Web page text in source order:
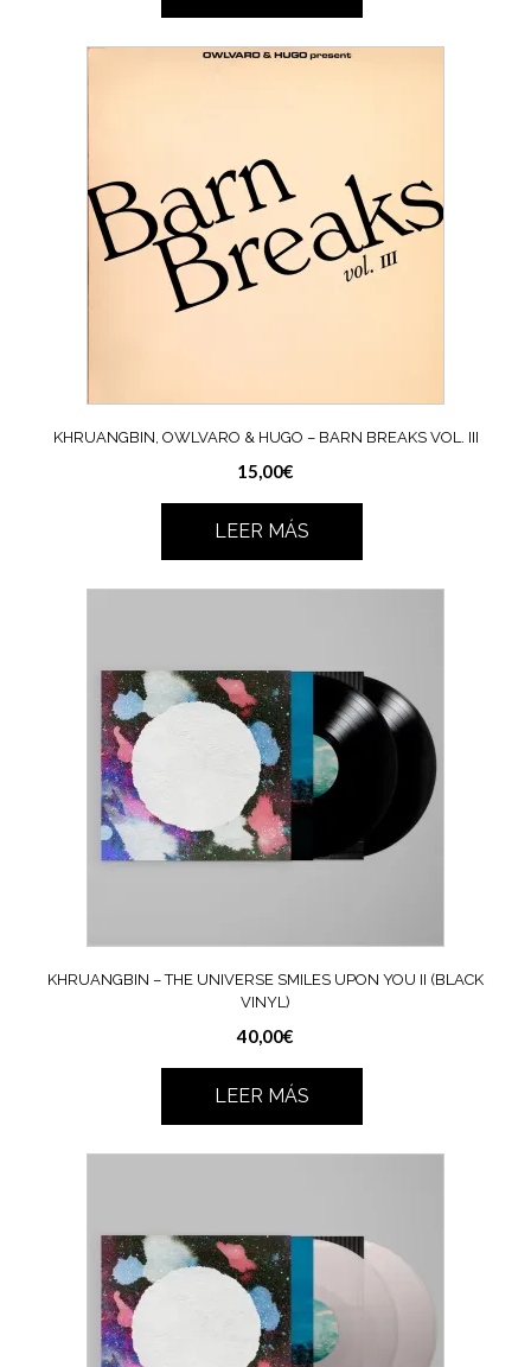
KHRUANGBIN, OWLVARO & HUGO – BARN BREAKS VOL. III
15,00€
LEER MÁS
KHRUANGBIN – THE UNIVERSE SMILES UPON YOU II (BLACK
VINYL)
40,00€
LEER MÁS